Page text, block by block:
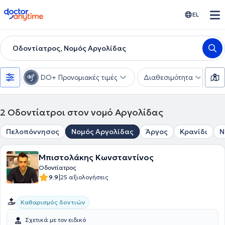
doctoranytime EL
Οδοντίατρος, Νομός Αργολίδας
DO+ Προνομιακές τιμές Διαθεσιμότητα
2 Οδοντίατροι στον νομό Αργολίδας
Πελοπόννησος Νομός Αργολίδας Άργος Κρανίδι
Μπιστολάκης Κωνσταντίνος
Οδοντίατρος
9.9|25 αξιολογήσεις
Καθαρισμός δοντιών
Σχετικά με τον ειδικό